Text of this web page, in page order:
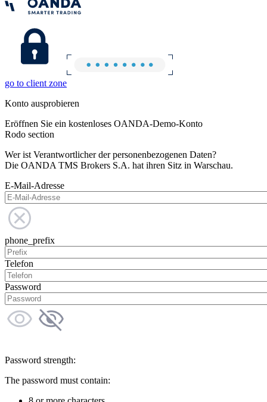
go to client zone
Konto ausprobieren
Eröffnen Sie ein kostenloses OANDA-Demo-Konto
Rodo section
Wer ist Verantwortlicher der personenbezogenen Daten?
Die OANDA TMS Brokers S.A. hat ihren Sitz in Warschau.
E-Mail-Adresse
phone_prefix
Telefon
Password
Password strength:
The password must contain: